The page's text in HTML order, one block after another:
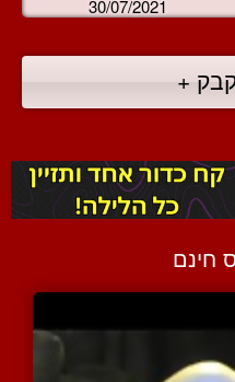
30/07/2021
+
חינם